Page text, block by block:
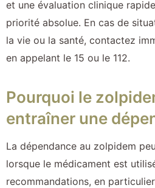
et une évaluation clinique
priorité absolue. En cas de
la vie ou la santé, contactez
en appelant le 15 ou le 112.
Pourquoi le
entraîner une
La dépendance au zolpidem
lorsque le médicament est
recommandations, en